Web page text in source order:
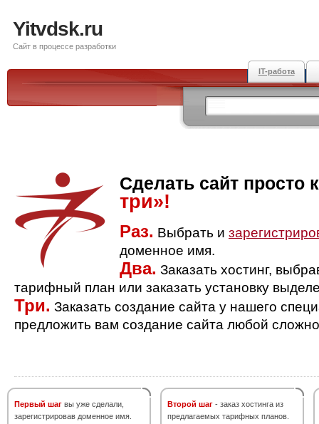
Yitvdsk.ru
Сайт в процессе разработки
IT-работа
Сделать сайт просто
три»!
Раз. Выбрать и
доменное имя.
Два. Заказать хостинг,
тарифный план или заказать установку
Три. Заказать создание сайта у нашего
предложить вам создание сайта любой
Первый шаг вы уже сделали,
зарегистрировав доменное имя.
Второй шаг - заказ хостинга из
предлагаемых тарифных планов.